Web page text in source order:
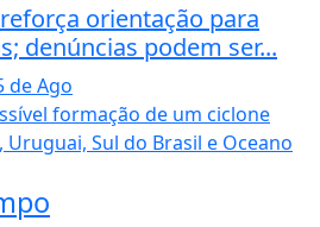
orientação para
denúncias podem ser...
de Ago